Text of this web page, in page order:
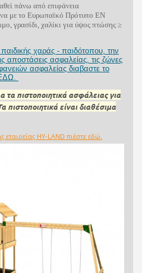
πάνω από επιφάνεια
με το Ευρωπαϊκό Πρότυπο ΕΝ
γρασίδι, χαλίκι για ύψος πτώσης ≥
χαράς - παιδότοπου, την
αποστάσεις ασφαλείας, τις ζώνες
ασφαλείας διαβαστε το
τα πιστοποιητικά ασφάλειας για
πιστοποιητικά είναι διαθέσιμα
εταιρείας HY-LAND πιέστε εδώ.